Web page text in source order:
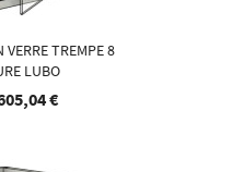
VERRE TREMPE 8
LUBO
€